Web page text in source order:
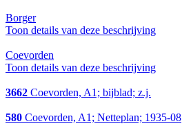
Borger
Toon details van deze beschrijving
Coevorden
Toon details van deze beschrijving
3662 Coevorden, A1; bijblad; z.j.
580 Coevorden, A1; Netteplan; 1935-08